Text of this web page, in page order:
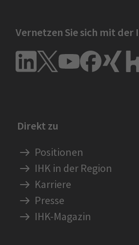
Vernetzen Sie sich mit der
Direkt zu
Positionen
IHK in der Region
Karriere
Presse
IHK-Magazin